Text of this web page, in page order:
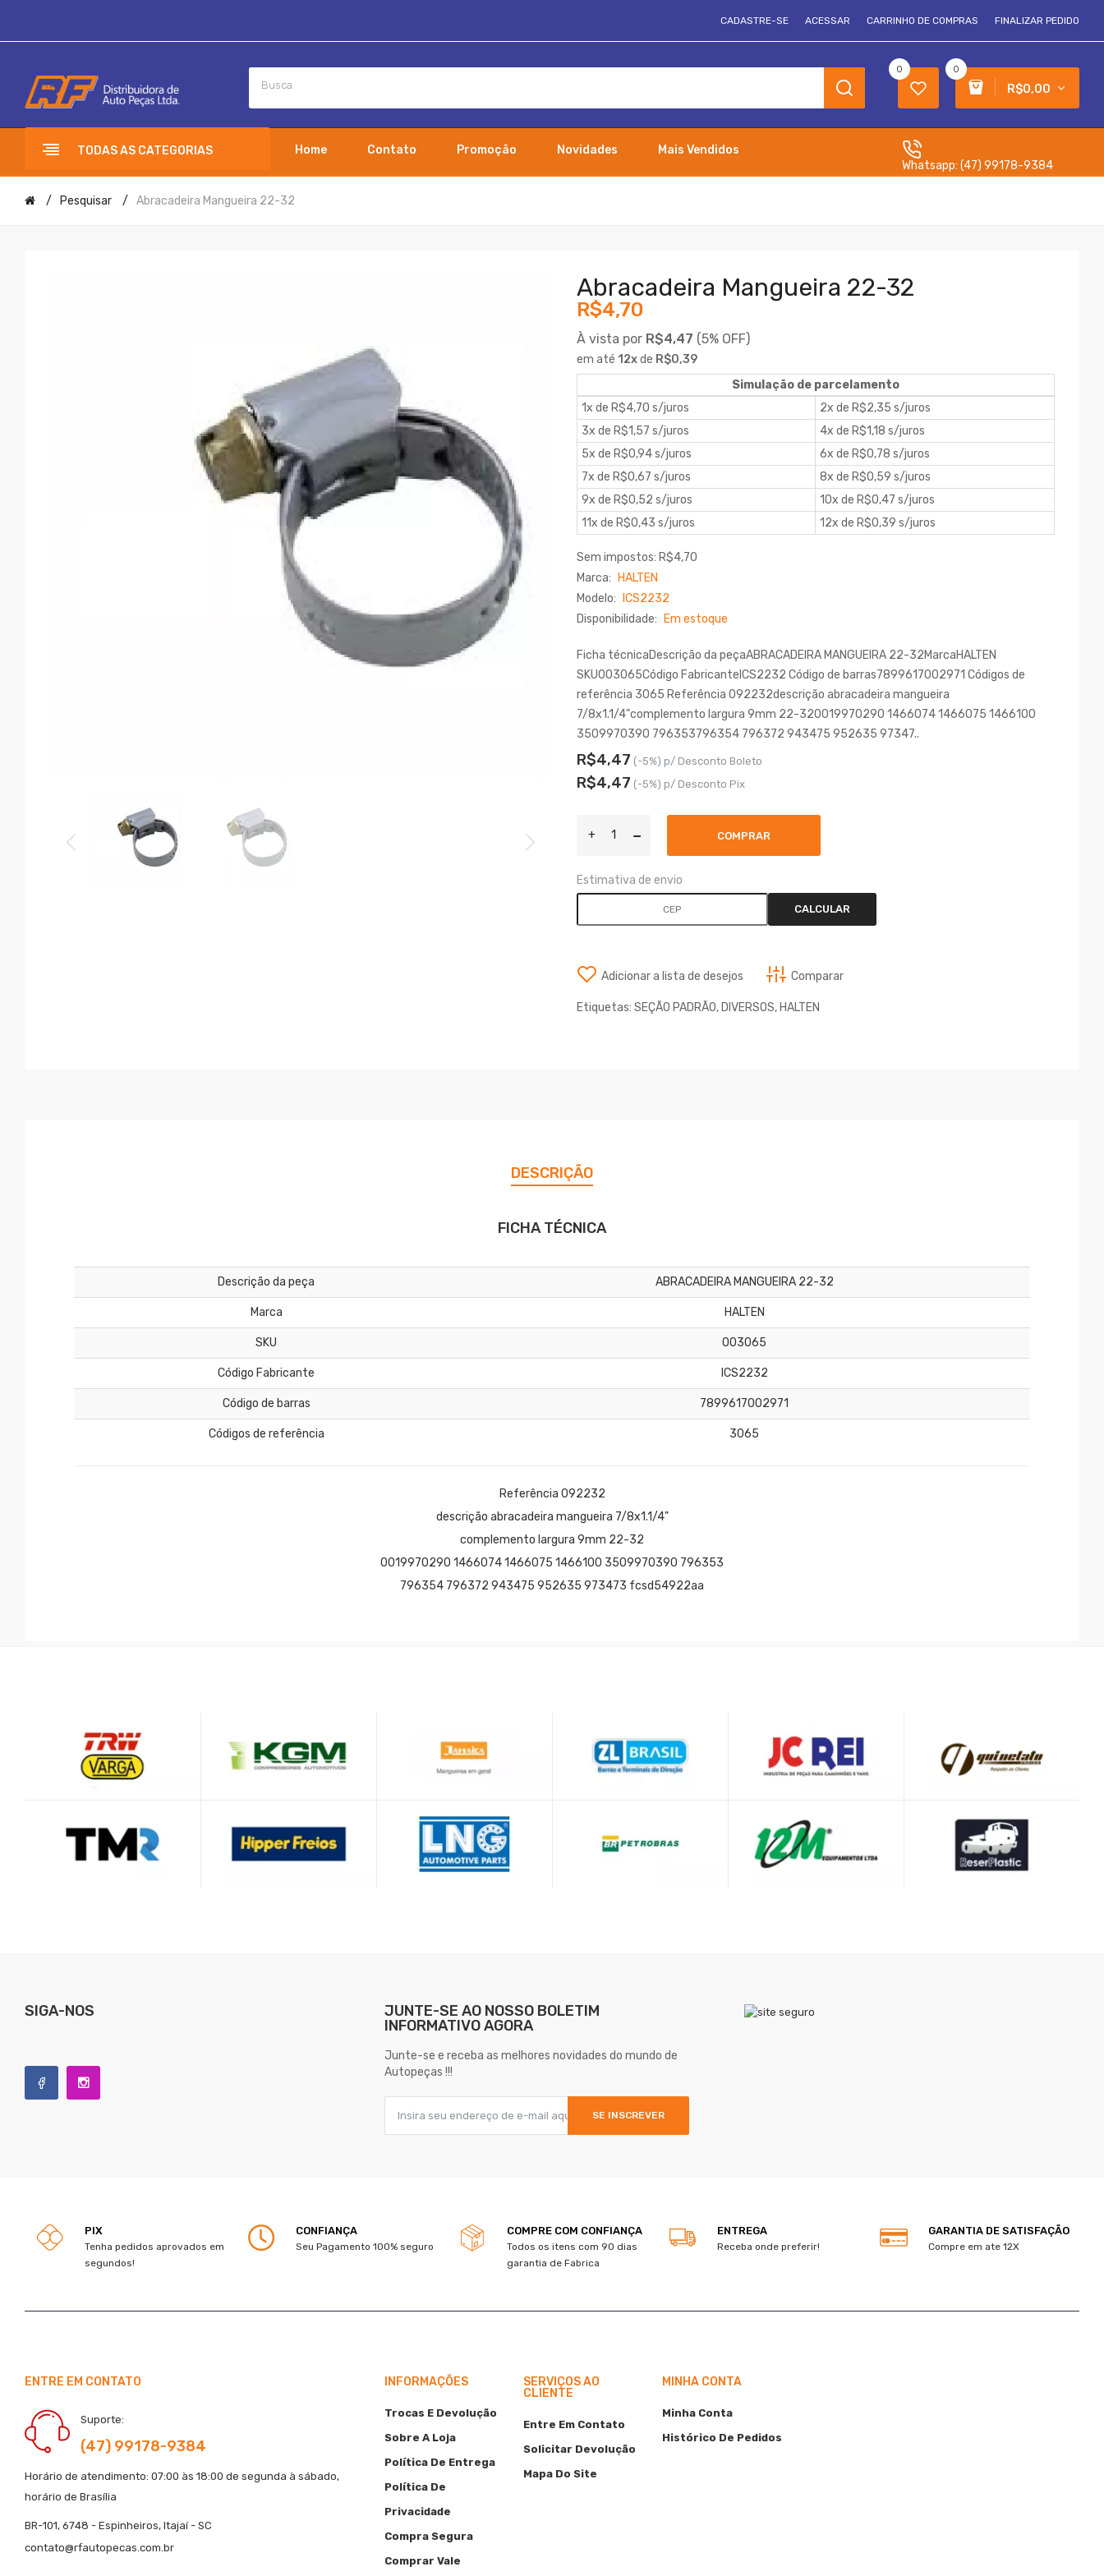
CADASTRE-SE ACESSAR CARRINHO DE COMPRAS FINALIZAR PEDIDO
0
R$0,00
0
TODAS AS CATEGORIAS Home Contato Promoção Novidades
Mais Vendidos
Whatsapp: (47) 99178-9384
Pesquisar Abracadeira Mangueira 22-32
Abracadeira Mangueira 22-32
R$4,70
À vista por R$4,47 (5% OFF)
em até 12xde R$0,39
Simulação de parcelamento
1x de R$4,70 s/juros
2x de R$2,35 s/juros
3x de R$1,57 s/juros
4x de R$1,18 s/juros
5x de R$0,94 s/juros
6x de R$0,78 s/juros
7x de R$0,67 s/juros
8x de R$0,59 s/juros
9x de R$0,52 s/juros
10x de R$0,47 s/juros
11x de R$0,43 s/juros
12x de R$0,39 s/juros
Sem impostos: R$4,70
Marca:
HALTEN
Modelo:
ICS2232
Disponibilidade:
Em estoque
Ficha técnicaDescrição da peçaABRACADEIRA MANGUEIRA 22-32MarcaHALTEN
SKU003065Código FabricanteICS2232 Código de barras7899617002971 Códigos de
referência 3065 Referência 092232descrição abracadeira mangueira
7/8x1.1/4"complemento largura 9mm 22-320019970290 1466074 1466075 1466100
3509970390 796353796354 796372 943475 952635 97347..
R$4,47 (-5%) p/ Desconto Boleto
R$4,47 (-5%) p/ Desconto Pix
COMPRAR
Estimativa de envio
CALCULAR
Adicionar a lista de desejos Comparar
Etiquetas: SEÇÃO PADRÃO, DIVERSOS, HALTEN
DESCRIÇÃO
FICHA TÉCNICA
Descrição da peça ABRACADEIRA MANGUEIRA 22-32
Marca HALTEN
SKU 003065
Código Fabricante ICS2232
Código de barras 7899617002971
Códigos de referência 3065
Referência 092232
descrição abracadeira mangueira 7/8x1.1/4"
complemento largura 9mm 22-32
0019970290 1466074 1466075 1466100 3509970390 796353
796354 796372 943475 952635 973473 fcsd54922aa
SIGA-NOS JUNTE-SE AO NOSSO BOLETIM
INFORMATIVO AGORA
Junte-se e receba as melhores novidades do mundo de
Autopeças !!!
SE INSCREVER
PIX
Tenha pedidos aprovados em
segundos!
CONFIANÇA
Seu Pagamento 100% seguro
COMPRE COM CONFIANÇA
Todos os itens com 90 dias
garantia de Fabrica
ENTREGA
Receba onde preferir!
GARANTIA DE SATISFAÇÃO
Compre em ate 12X
ENTRE EM CONTATO
Suporte:
(47) 99178-9384
Horário de atendimento: 07:00 às 18:00 de segunda à sábado,
horário de Brasília
BR-101, 6748 - Espinheiros, Itajaí - SC
contato@rfautopecas.com.br
INFORMAÇÕES
Trocas E Devolução
Sobre A Loja
Política De Entrega
Política De
Privacidade
Compra Segura
Comprar Vale
SERVIÇOS AO
CLIENTE
Entre Em Contato
Solicitar Devolução
Mapa Do Site
MINHA CONTA
Minha Conta
Histórico De Pedidos